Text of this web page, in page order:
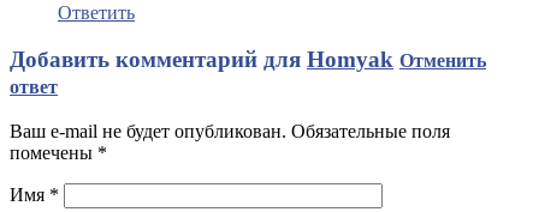
Ответить
Добавить комментарий для Homyak Отменить
ответ
Ваш e-mail не будет опубликован. Обязательные поля
помечены *
Имя *